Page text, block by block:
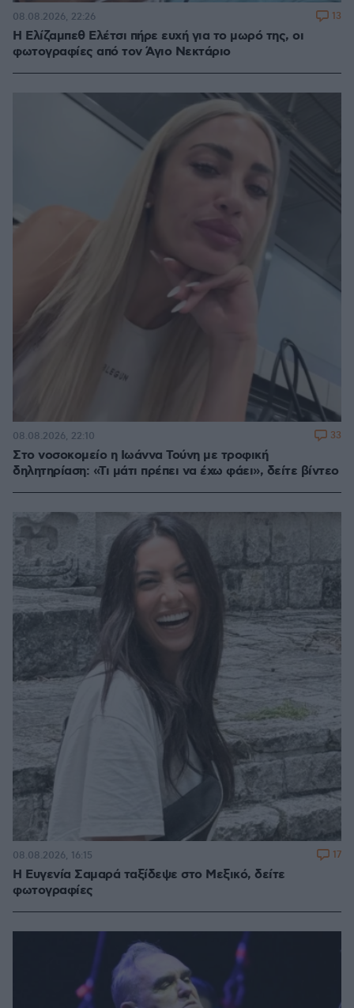
Η Ελίζαμπεθ Ελέτσι πήρε ευχή για το μωρό της, οι
φωτογραφίες από τον Άγιο Νεκτάριο
08.08.2026, 22:26 13
Στο νοσοκομείο η Ιωάννα Τούνη με τροφική
δηλητηρίαση: «Τι μάτι πρέπει να έχω φάει», δείτε βίντεο
08.08.2026, 22:10 33
Η Ευγενία Σαμαρά ταξίδεψε στο Μεξικό, δείτε
φωτογραφίες
08.08.2026, 16:15 17